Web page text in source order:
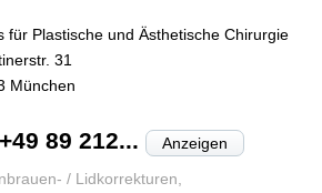
für Plastische und Ästhetische Chirurgie
31
München
+49 89 212... Anzeigen
/ Lidkorrekturen,